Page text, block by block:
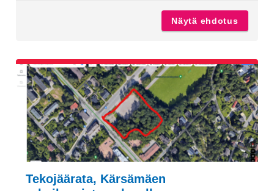
Näytä ehdotus
Tekojäärata, Kärsämäen